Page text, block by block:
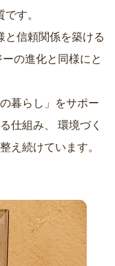
す。
と信頼関係を築ける
暮らし」をサポー
仕組み、
え続けています。